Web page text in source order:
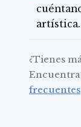
artística.
¿Tienes
frecuentes